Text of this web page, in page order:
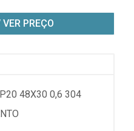
VER PREÇO
48X30 0,6 304